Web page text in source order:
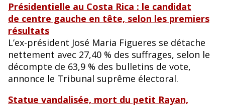
Présidentielle au Costa Rica : le candidat
de centre gauche en tête, selon les premiers
résultats
L’ex-président José Maria Figueres se détache
nettement avec 27,40 % des suffrages, selon le
décompte de 63,9 % des bulletins de vote,
annonce le Tribunal suprême électoral.
Statue vandalisée, mort du petit Rayan,